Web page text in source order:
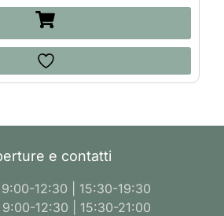
e contatti
12:30 | 15:30-19:30
12:30 | 15:30-21:00